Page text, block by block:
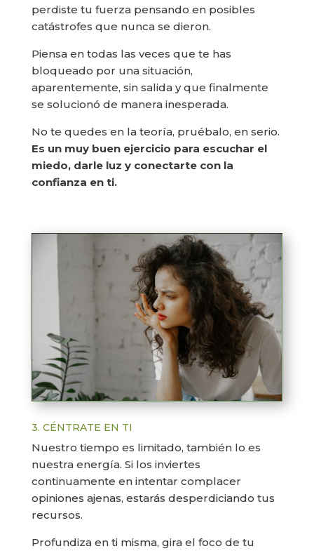
perdiste tu fuerza pensando en posibles
catástrofes que nunca se dieron.
Piensa en todas las veces que te has
bloqueado por una situación,
aparentemente, sin salida y que finalmente
se solucionó de manera inesperada.
No te quedes en la teoría, pruébalo, en serio.
Es un muy buen ejercicio para escuchar el
miedo, darle luz y conectarte con la
confianza en ti.
3. CÉNTRATE EN TI
Nuestro tiempo es limitado, también lo es
nuestra energía. Si los inviertes
continuamente en intentar complacer
opiniones ajenas, estarás desperdiciando tus
recursos.
Profundiza en ti misma, gira el foco de tu